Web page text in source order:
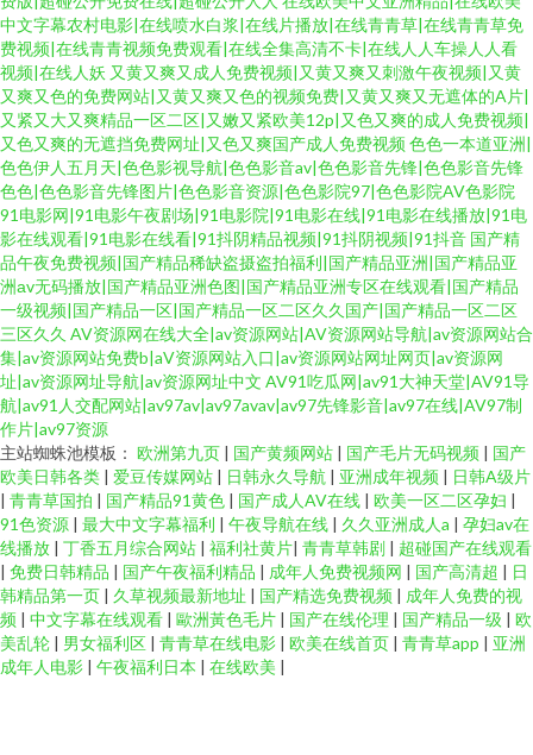
中文字幕农村电影|在线喷水白浆|在线片播放|在线青青草|在线青青草免
费视频|在线青青视频免费观看|在线全集高清不卡|在线人人车操人人看
视频|在线人妖 又黄又爽又成人免费视频|又黄又爽又刺激午夜视频|又黄
又爽又色的免费网站|又黄又爽又色的视频免费|又黄又爽又无遮体的A片|
又紧又大又爽精品一区二区|又嫩又紧欧美12p|又色又爽的成人免费视频|
又色又爽的无遮挡免费网址|又色又爽国产成人免费视频色色一本道亚洲|
色色伊人五月天|色色影视导航|色色影音av|色色影音先锋|色色影音先锋
色色|色色影音先锋图片|色色影音资源|色色影院97|色色影院AV色影院
91电影网|91电影午夜剧场|91电影院|91电影在线|91电影在线播放|91电
影在线观看|91电影在线看|91抖阴精品视频|91抖阴视频|91抖音 国产精
品午夜免费视频|国产精品稀缺盗摄盗拍福利|国产精品亚洲|国产精品亚
洲аv无码播放|国产精品亚洲色图|国产精品亚洲专区在线观看|国产精品
一级视频|国产精品一区|国产精品一区二区久久国产|国产精品一区二区
三区久久 AV资源网在线大全|av资源网站|AV资源网站导航|av资源网站合
集|av资源网站免费b|aV资源网站入口|av资源网站网址网页|av资源网
址|av资源网址导航|av资源网址中文 AV91吃瓜网|av91大神天堂|AV91导
航|av91人交配网站|av97av|av97avav|av97先锋影音|av97在线|AV97制
作片|av97资源
主站蜘蛛池模板： 欧洲第九页 | 国产黄频网站 | 国产毛片无码视频 | 国产
欧美日韩各类 | 爱豆传媒网站 | 日韩永久导航 | 亚洲成年视频 | 日韩A级片
| 青青草国拍 | 国产精品91黄色 | 国产成人AV在线 | 欧美一区二区孕妇 |
91色资源 | 最大中文字幕福利 | 午夜导航在线 | 久久亚洲成人a | 孕妇av在
线播放 | 丁香五月综合网站 | 福利社黄片| 青青草韩剧 | 超碰国产在线观看
| 免费日韩精品 | 国产午夜福利精品 | 成年人免费视频网 | 国产高清超 | 日
韩精品第一页 | 久草视频最新地址 | 国产精选免费视频 | 成年人免费的视
频 | 中文字幕在线观看 | 歐洲黃色毛片 | 国产在线伦理 | 国产精品一级 | 欧
美乱轮 | 男女福利区 | 青青草在线电影 | 欧美在线首页 | 青青草app | 亚洲
成年人电影 | 午夜福利日本 | 在线欧美 |